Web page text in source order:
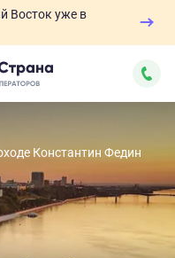
Восток уже в
Константин Федин